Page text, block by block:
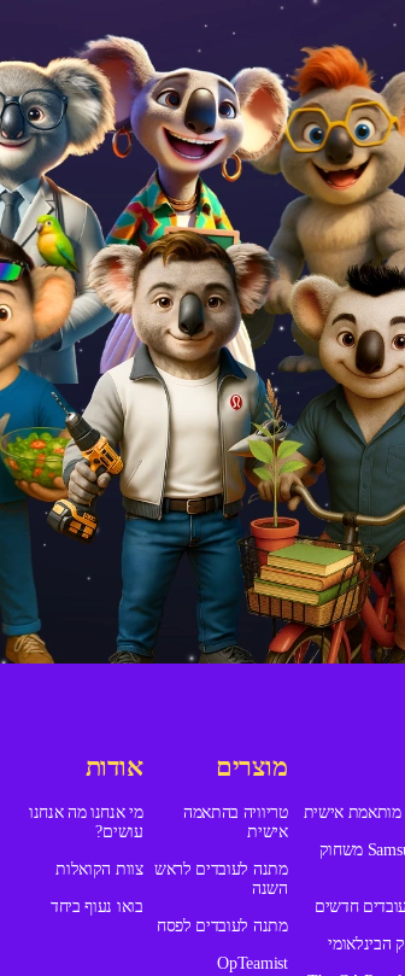
Samsung x Wicked 2 משחוק
מוצרים
טריוויה בהתאמה
אישית
מתנה לעובדים לראש
השנה
מתנה לעובדים לפסח
OpTeamist
אודות
מי אנחנו מה אנחנו
עושים?
צוות הקואלות
בואו נעוף ביחד